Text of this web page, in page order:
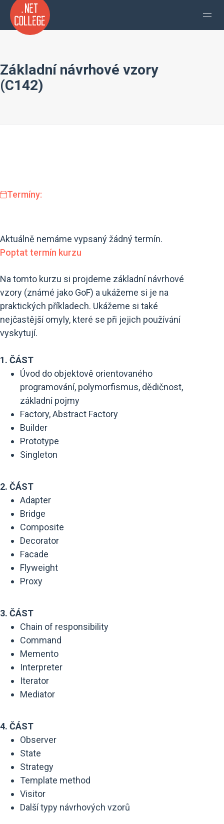
Základní návrhové vzory
(C142)
Termíny:
Aktuálně nemáme vypsaný žádný termín.
Poptat termín kurzu
Na tomto kurzu si projdeme základní návrhové
vzory (známé jako GoF) a ukážeme si je na
praktických příkladech. Ukážeme si také
nejčastější omyly, které se při jejich používání
vyskytují.
1. ČÁST
Úvod do objektově orientovaného
programování, polymorfismus, dědičnost,
základní pojmy
Factory, Abstract Factory
Builder
Prototype
Singleton
2. ČÁST
Adapter
Bridge
Composite
Decorator
Facade
Flyweight
Proxy
3. ČÁST
Chain of responsibility
Command
Memento
Interpreter
Iterator
Mediator
4. ČÁST
Observer
State
Strategy
Template method
Visitor
Další typy návrhových vzorů